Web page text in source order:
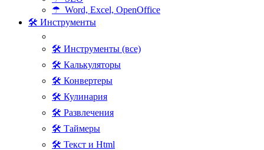
☂ Word, Excel, OpenOffice
🛠 Инструменты
🛠 Инструменты (все)
🛠 Калькуляторы
🛠 Конвертеры
🛠 Кулинария
🛠 Развлечения
🛠 Таймеры
🛠 Текст и Html